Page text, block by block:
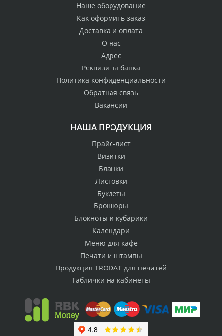
Наше оборудование
Как оформить заказ
Доставка и оплата
О нас
Адрес
Реквизиты банка
Политика конфиденциальности
Обратная связь
Вакансии
НАША ПРОДУКЦИЯ
Прайс-лист
Визитки
Бланки
Листовки
Буклеты
Брошюры
Блокноты и кубарики
Календари
Меню для кафе
Печати и штампы
Продукция TRODAT для печатей
Таблички на кабинеты